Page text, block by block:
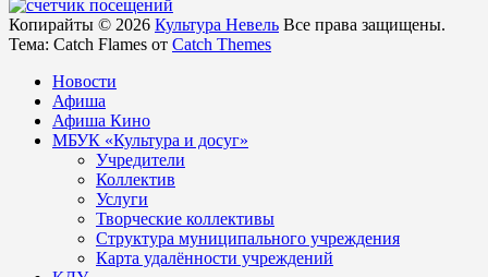
Копирайты © 2026 Культура Невель Все права защищены.
Тема: Catch Flames от Catch Themes
Новости
Афиша
Афиша Кино
МБУК «Культура и досуг»
Учредители
Коллектив
Услуги
Творческие коллективы
Структура муниципального учреждения
Карта удалённости учреждений